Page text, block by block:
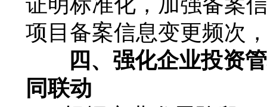
项目备案信息变更频次
四、强化企业投资
同联动